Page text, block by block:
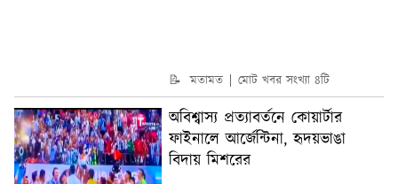
📝 মতামত মোট খবর সংখ্যা 8টি
অবিশ্বাস্য প্রত্যাবর্তনে কোয়ার্টার
ফাইনালে আর্জেন্টিনা, হৃদয়ভাঙা
বিদায় মিশরের